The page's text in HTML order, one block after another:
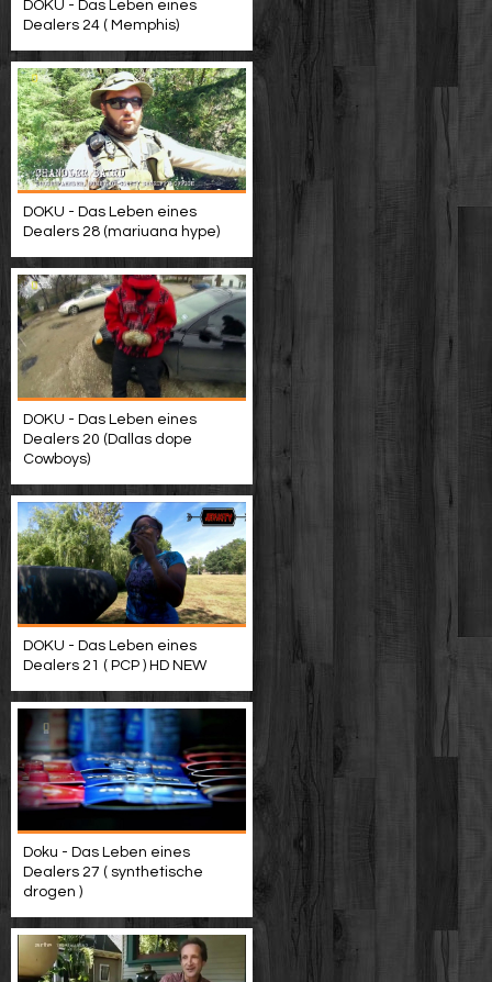
DOKU - Das Leben eines
Dealers 24 ( Memphis)
DOKU - Das Leben eines
Dealers 28 (mariuana hype)
DOKU - Das Leben eines
Dealers 20 (Dallas dope
Cowboys)
DOKU - Das Leben eines
Dealers 21 ( PCP ) HD NEW
Doku - Das Leben eines
Dealers 27 ( synthetische
drogen )